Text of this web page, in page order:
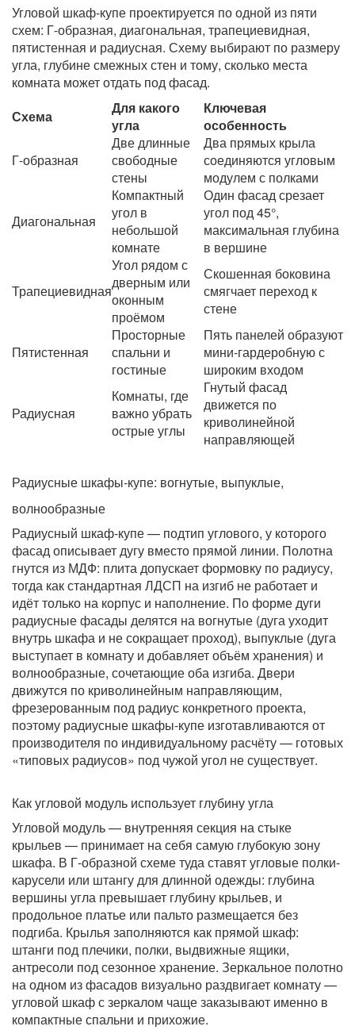
Угловой шкаф-купе проектируется по одной из пяти
схем: Г-образная, диагональная, трапециевидная,
пятистенная и радиусная. Схему выбирают по размеру
угла, глубине смежных стен и тому, сколько места
комната может отдать под фасад.
Схема
Для какого
угла
Ключевая
особенность
Г-образная
Две длинные
свободные
стены
Два прямых крыла
соединяются угловым
модулем с полками
Диагональная
Компактный
угол в
небольшой
комнате
Один фасад срезает
угол под 45°,
максимальная глубина
в вершине
Трапециевидная
Угол рядом с
дверным или
оконным
проёмом
Скошенная боковина
смягчает переход к
стене
Пятистенная
Просторные
спальни и
гостиные
Пять панелей образуют
мини-гардеробную с
широким входом
Радиусная
Комнаты, где
важно убрать
острые углы
Гнутый фасад
движется по
криволинейной
направляющей
Радиусные шкафы-купе: вогнутые, выпуклые,
волнообразные
Радиусный шкаф-купе — подтип углового, у которого
фасад описывает дугу вместо прямой линии. Полотна
гнутся из МДФ: плита допускает формовку по радиусу,
тогда как стандартная ЛДСП на изгиб не работает и
идёт только на корпус и наполнение. По форме дуги
радиусные фасады делятся на вогнутые (дуга уходит
внутрь шкафа и не сокращает проход), выпуклые (дуга
выступает в комнату и добавляет объём хранения) и
волнообразные, сочетающие оба изгиба. Двери
движутся по криволинейным направляющим,
фрезерованным под радиус конкретного проекта,
поэтому радиусные шкафы-купе изготавливаются от
производителя по индивидуальному расчёту — готовых
«типовых радиусов» под чужой угол не существует.
Как угловой модуль использует глубину угла
Угловой модуль — внутренняя секция на стыке
крыльев — принимает на себя самую глубокую зону
шкафа. В Г-образной схеме туда ставят угловые полки-
карусели или штангу для длинной одежды: глубина
вершины угла превышает глубину крыльев, и
продольное платье или пальто размещается без
подгиба. Крылья заполняются как прямой шкаф:
штанги под плечики, полки, выдвижные ящики,
антресоли под сезонное хранение. Зеркальное полотно
на одном из фасадов визуально раздвигает комнату —
угловой шкаф с зеркалом чаще заказывают именно в
компактные спальни и прихожие.